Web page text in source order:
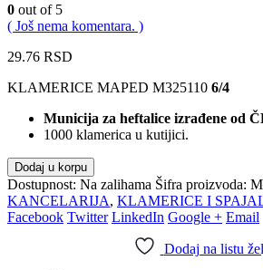
0 out of 5
( Još nema komentara. )
29.76 RSD
KLAMERICE MAPED M325110 6/4
Municija za heftalice izrađene od
1000 klamerica u kutijici.
Dodaj u korpu
Dostupnost: Na zalihama Šifra proizvoda:
KANCELARIJA, KLAMERICE I
Facebook Twitter LinkedIn Google + Email
Dodaj na listu